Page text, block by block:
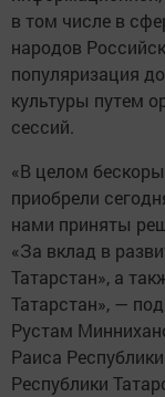
в том числе в
народов
популяризация
культуры путем
сессий.
«В целом
приобрели
нами приняты
«За вклад в
Татарстан», а
Татарстан», —
Рустам
Раиса
Республики